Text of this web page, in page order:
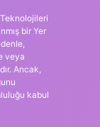
bir Yer
veya
Ancak,
kabul